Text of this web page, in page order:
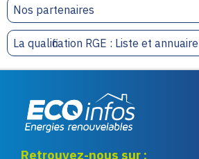
Nos partenaires
La qualification RGE : Liste et annuaire
renouvelables
Retrouvez-nous sur :